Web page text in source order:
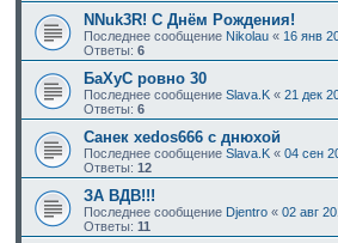
NNuk3R! С Днём Рождения!
Последнее сообщение Nikolau « 16 янв
Ответы:6
БаХуС ровно 30
Последнее сообщениеSlava.K «21 дек
Ответы:6
Санек xedos666 с днюхой
Последнее сообщениеSlava.K «04 сен
Ответы:12
ЗА ВДВ!!!
Последнее сообщение Djentro «02 авг
Ответы:11